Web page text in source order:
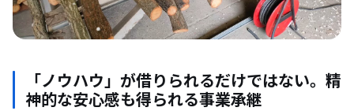
「ノウハウ」が借りられるだけではない。精
神的な安心感も得られる事業承継